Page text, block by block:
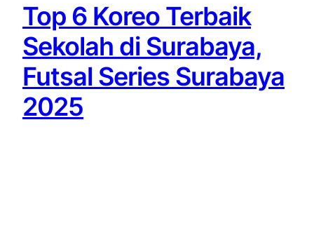
Top 6 Koreo Terbaik
Sekolah di Surabaya,
Futsal Series Surabaya
2025